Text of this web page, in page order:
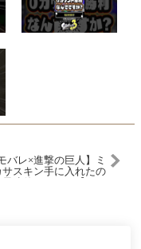
モバレ×進撃の巨人】ミ
サスキン手に入れたの